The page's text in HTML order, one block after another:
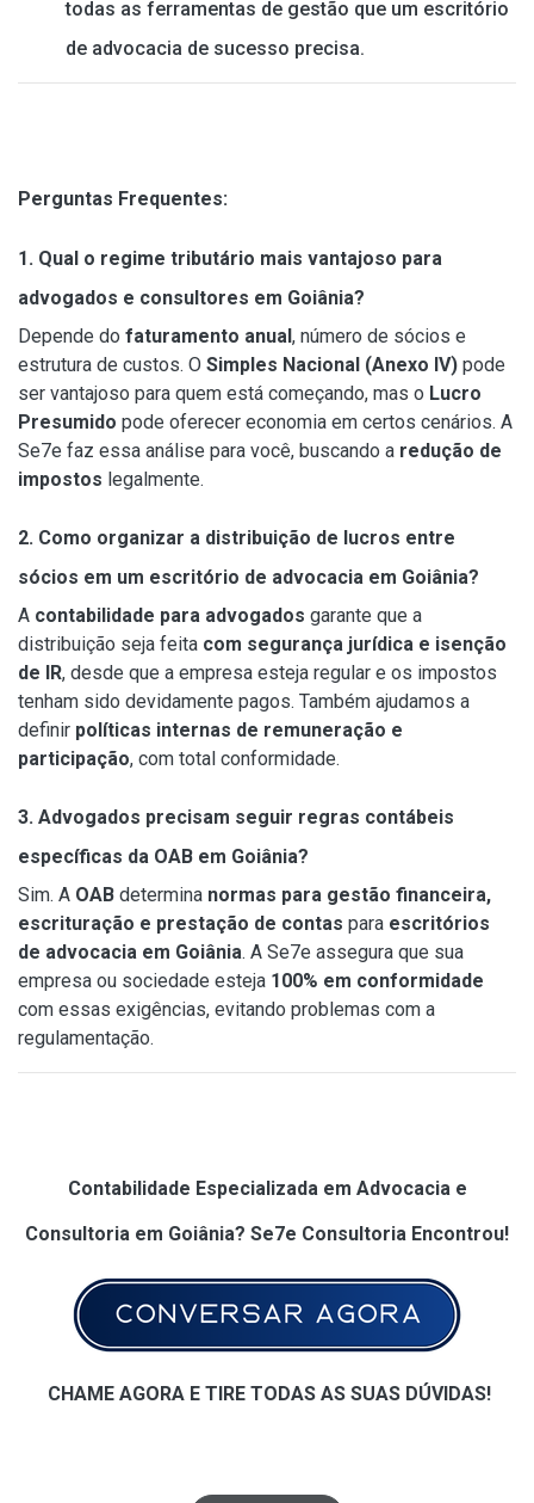
todas as ferramentas de gestão que um escritório
de advocacia de sucesso precisa.
Perguntas Frequentes:
1. Qual o regime tributário mais vantajoso para
advogados e consultores em Goiânia?
Depende do faturamento anual, número de sócios e
estrutura de custos. O Simples Nacional (Anexo IV) pode
ser vantajoso para quem está começando, mas o Lucro
Presumido pode oferecer economia em certos cenários. A
Se7e faz essa análise para você, buscando a redução de
impostos legalmente.
2. Como organizar a distribuição de lucros entre
sócios em um escritório de advocacia em Goiânia?
A contabilidade para advogados garante que a
distribuição seja feita com segurança jurídica e isenção
de IR, desde que a empresa esteja regular e os impostos
tenham sido devidamente pagos. Também ajudamos a
definir políticas internas de remuneração e
participação, com total conformidade.
3. Advogados precisam seguir regras contábeis
específicas da OAB em Goiânia?
Sim. A OAB determina normas para gestão financeira,
escrituração e prestação de contas para escritórios
de advocacia em Goiânia. A Se7e assegura que sua
empresa ou sociedade esteja 100% em conformidade
com essas exigências, evitando problemas com a
regulamentação.
Contabilidade Especializada em Advocacia e
Consultoria em Goiânia? Se7e Consultoria Encontrou!
CHAME AGORA E TIRE TODAS AS SUAS DÚVIDAS!